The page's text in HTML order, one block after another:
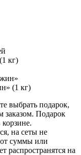
кг)
(1 кг)
выбрать подарок,
заказом. Подарок
на сеты не
суммы или
распространятся на